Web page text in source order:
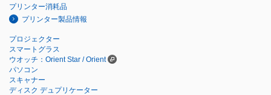
プリンター消耗品
プリンター製品情報
プロジェクター
スマートグラス
ウオッチ：Orient Star / Orient
パソコン
スキャナー
ディスク デュプリケーター